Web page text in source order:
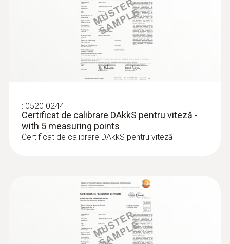
: 0520 0244
Certificat de calibrare DAkkS pentru viteză -
with 5 measuring points
Certificat de calibrare DAkkS pentru viteză